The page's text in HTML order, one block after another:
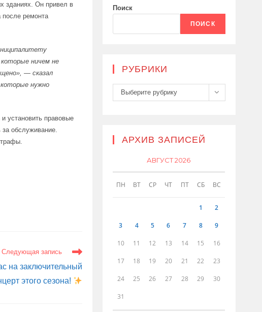
зданиях. Он привел в
ремонта
ничем не
— сказал
нужно
установить правовые
за обслуживание.
Следующая запись
на заключительный
этого сезона!
Поиск
ПОИСК
РУБРИКИ
Рубрики
Выберите рубрику
АРХИВ ЗАПИСЕЙ
АВГУСТ 2026
ПН ВТ СР ЧТ ПТ СБ ВС
1 2
3 4 5 6 7 8 9
10 11 12 13 14 15 16
17 18 19 20 21 22 23
24 25 26 27 28 29 30
31